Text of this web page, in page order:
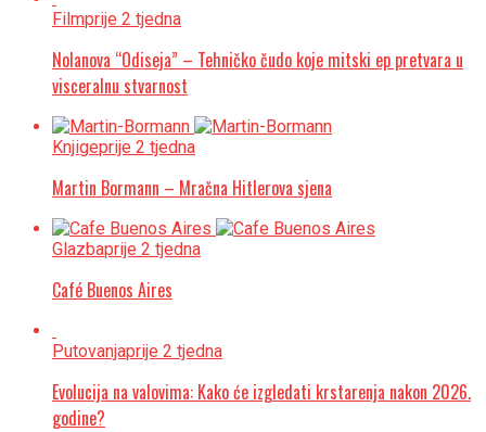
Filmprije 2 tjedna
Nolanova “Odiseja” – Tehničko čudo koje mitski ep pretvara u
visceralnu stvarnost
Knjigeprije 2 tjedna
Martin Bormann – Mračna Hitlerova sjena
Glazbaprije 2 tjedna
Café Buenos Aires
Putovanjaprije 2 tjedna
Evolucija na valovima: Kako će izgledati krstarenja nakon 2026.
godine?